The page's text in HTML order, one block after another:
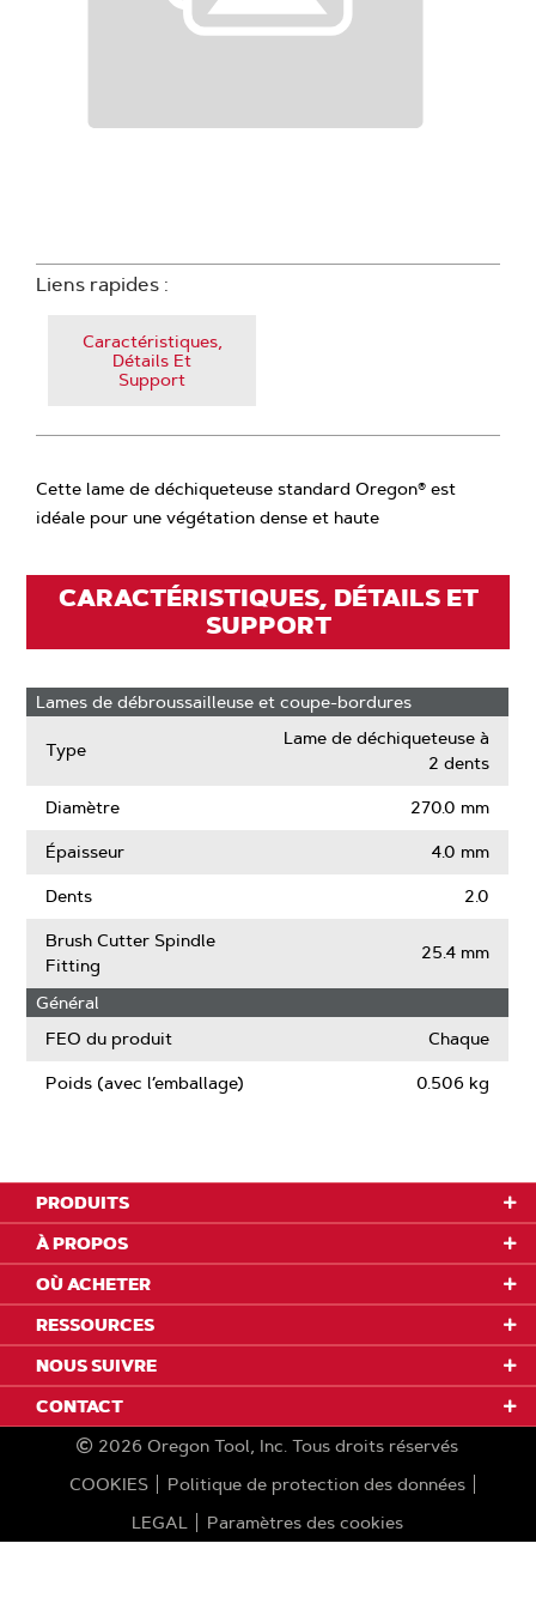
Liens rapides :
Caractéristiques,
Détails Et
Support
Cette lame de déchiqueteuse standard Oregon® est
idéale pour une végétation dense et haute
CARACTÉRISTIQUES, DÉTAILS ET
SUPPORT
Lames de débroussailleuse et coupe-bordures
Type
Lame de déchiqueteuse à
2 dents
Diamètre 270.0 mm
Épaisseur 4.0 mm
Dents 2.0
Brush Cutter Spindle
Fitting
25.4 mm
Général
FEO du produit
Chaque
Poids (avec l’emballage) 0.506 kg
PRODUITS
À PROPOS
OÙ ACHETER
RESSOURCES
NOUS SUIVRE
CONTACT
2026 Oregon Tool, Inc. Tous droits réservés
COOKIES
Politique de protection des données
LEGAL
Paramètres des cookies